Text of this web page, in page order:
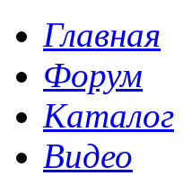
Главная
Форум
Каталог
Видео